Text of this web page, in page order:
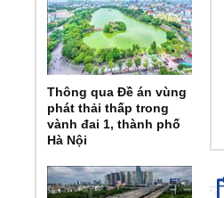
Thông qua Đề án vùng
phát thải thấp trong
vành đai 1, thành phố
Hà Nội